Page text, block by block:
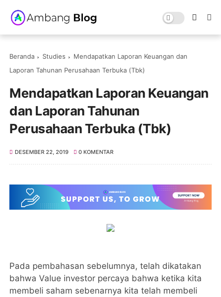
Beranda Studies
Mendapatkan Laporan Keuangan dan
Laporan Tahunan Perusahaan Terbuka (Tbk)
Mendapatkan Laporan Keuangan
dan Laporan Tahunan
Perusahaan Terbuka (Tbk)
DESEMBER 22, 2019 0 KOMENTAR
Pada pembahasan sebelumnya, telah dikatakan
bahwa Value investor percaya bahwa ketika kita
membeli saham sebenarnya kita telah membeli